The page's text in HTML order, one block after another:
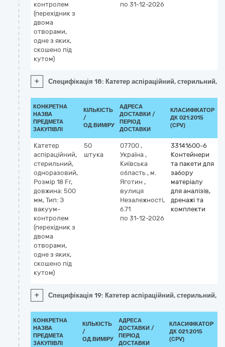
контролем
(перехідник з
двома
отворами,
одне з яких,
скошено під
кутом)
по 31-12-2026
+ Специфікація 18: Катетер аспіраційний,
КОНКРЕТНА
НАЗВА
ПРЕДМЕТА
ЗАКУПІВЛІ
КІЛЬКІСТЬ
/
ОД.ВИМІРУ
АДРЕСА
ДОСТАВКИ /
ПЕРІОД
ДОСТАВКИ
КЛАСИФІКАТОР
ДК 021:2015
(CPV)
Катетер
аспіраційний,
стерильний,
одноразовий,
Розмір 18 Fr,
довжина: 500
мм, Тип: З
вакуум-
контролем
(перехідник з
двома
отворами,
одне з яких,
скошено під
кутом)
50
штука
07700 ,
Україна ,
Київська
область , м.
Яготин ,
вулиця
Незалежності,
б.71
по 31-12-2026
33141600-6
Контейнери
та пакети для
забору
матеріалу
для аналізів,
дренажі та
комплекти
+ Специфікація 19: Катетер аспіраційний,
КОНКРЕТНА
НАЗВА
ПРЕДМЕТА
ЗАКУПІВЛІ
КІЛЬКІСТЬ
/
ОД.ВИМІРУ
АДРЕСА
ДОСТАВКИ /
ПЕРІОД
ДОСТАВКИ
КЛАСИФІКАТОР
ДК 021:2015
(CPV)